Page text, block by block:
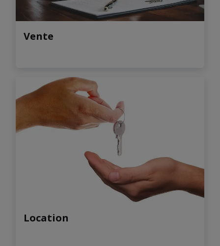
Vente
Location